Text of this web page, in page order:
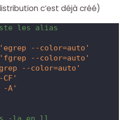
c’est déjà créé)
les alias
'egrep --color=auto'
'fgrep --color=auto'
--color=auto'
A'